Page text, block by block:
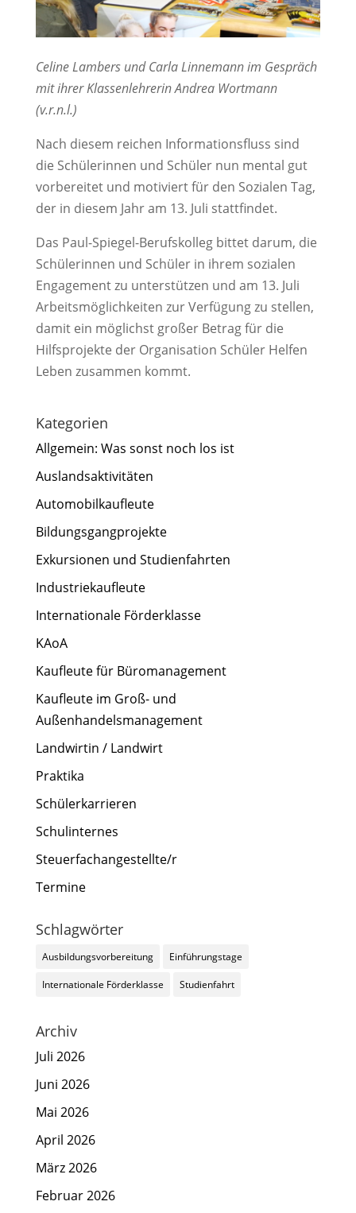
Celine Lambers und Carla Linnemann im Gespräch
mit ihrer Klassenlehrerin Andrea Wortmann
(v.r.n.l.)
Nach diesem reichen Informationsfluss sind
die Schülerinnen und Schüler nun mental gut
vorbereitet und motiviert für den Sozialen Tag,
der in diesem Jahr am 13. Juli stattfindet.
Das Paul-Spiegel-Berufskolleg bittet darum, die
Schülerinnen und Schüler in ihrem sozialen
Engagement zu unterstützen und am 13. Juli
Arbeitsmöglichkeiten zur Verfügung zu stellen,
damit ein möglichst großer Betrag für die
Hilfsprojekte der Organisation Schüler Helfen
Leben zusammen kommt.
Kategorien
Allgemein: Was sonst noch los ist
Auslandsaktivitäten
Automobilkaufleute
Bildungsgangprojekte
Exkursionen und Studienfahrten
Industriekaufleute
Internationale Förderklasse
KAoA
Kaufleute für Büromanagement
Kaufleute im Groß- und
Außenhandelsmanagement
Landwirtin / Landwirt
Praktika
Schülerkarrieren
Schulinternes
Steuerfachangestellte/r
Termine
Schlagwörter
Ausbildungsvorbereitung Einführungstage
Internationale Förderklasse Studienfahrt
Archiv
Juli 2026
Juni 2026
Mai 2026
April 2026
März 2026
Februar 2026